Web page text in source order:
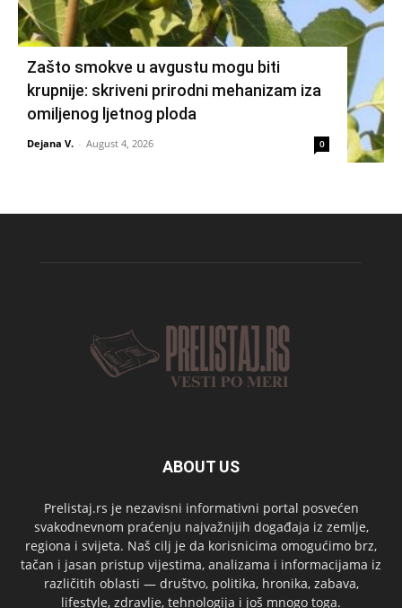
Zašto smokve u avgustu mogu biti
krupnije: skriveni prirodni mehanizam iza
omiljenog ljetnog ploda
Dejana V. - August 4, 2026 0
ABOUT US
Prelistaj.rs je nezavisni informativni portal posvećen
svakodnevnom praćenju najvažnijih događaja iz zemlje,
regiona i svijeta. Naš cilj je da korisnicima omogućimo brz,
tačan i jasan pristup vijestima, analizama i informacijama iz
različitih oblasti — društvo, politika, hronika, zabava,
lifestyle, zdravlje, tehnologija i još mnogo toga.